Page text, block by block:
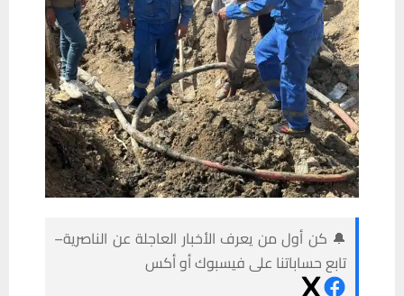
🔔 كن أول من يعرف الأخبار العاجلة عن الناصرية–
تابع حساباتنا على فيسبوك أو أكس